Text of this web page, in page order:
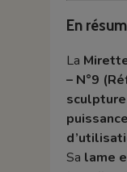
En
La
– N°9
Sa lame